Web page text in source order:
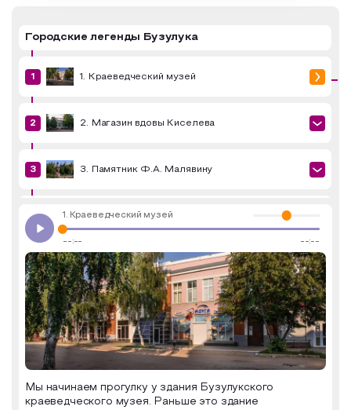
Автотуризм
Образовательный туризм
Маршруты от экскурсоводов
Все маршруты
Доступная среда
НАЦИОНАЛЬНЫЙ ТУРИСТСКИЙ МАРШРУТ
Городские легенды Бузулука
1. Краеведческий музей
2. Магазин вдовы Киселева
3. Памятник Ф.А. Малявину
4. Троицкая часовня
5. Бывшая Женская гимназия
6. Водонапорная башня
7. Бывший дом купца Камязина
8. Здание Земской управы
1. Краеведческий музей
--:-- --:--
Мы начинаем прогулку у здания Бузулукского
краеведческого музея. Раньше это здание